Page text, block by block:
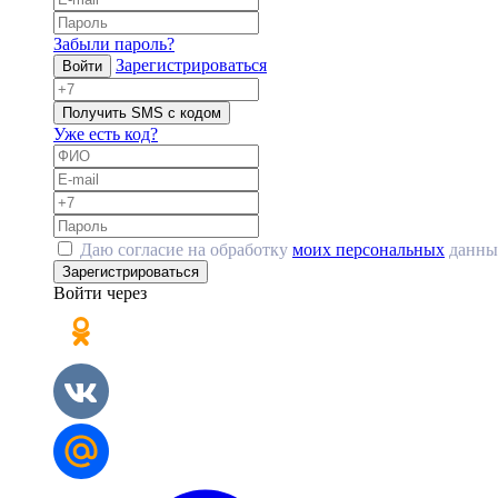
Забыли пароль?
Войти Зарегистрироваться
Получить SMS с кодом
Уже есть код?
Даю согласие на обработку моих персональных
Зарегистрироваться
Войти через